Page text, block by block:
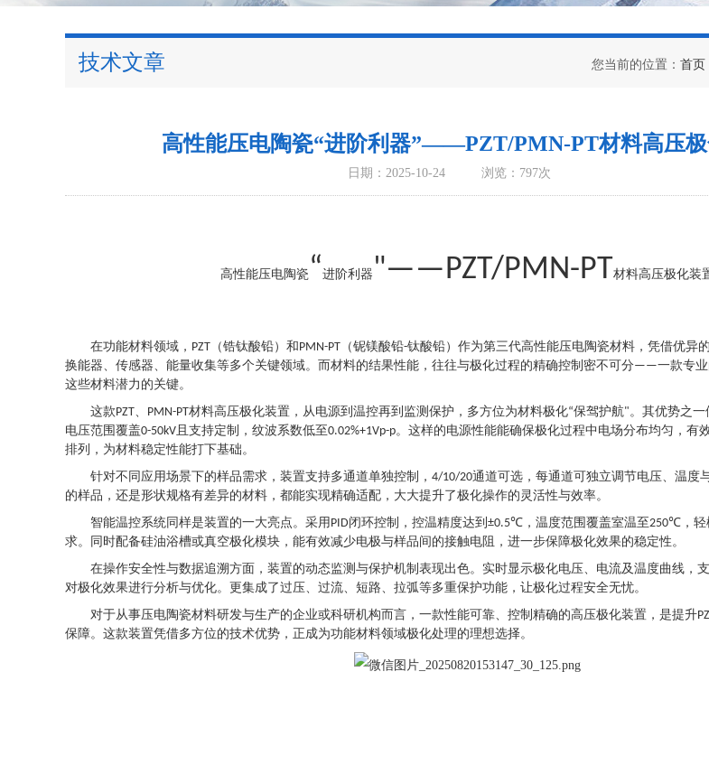
技术文章 您当前的位置： 首页
高性能压电陶瓷“进阶利器”——PZT/PMN-PT材料高压
日期：2025-10-24 浏览：797次
高性能压电陶瓷“进阶利器 "——PZT/PMN-PT材料高压极化装
在功能材料领域， PZT （锆钛酸铅）和 PMN-PT （铌镁酸铅-钛酸铅）作为第三代高性能压电陶瓷材料，凭借优异
换能器、传感器、能量收集等多个关键领域。而材料的结果性能，往往与极化过程的精确控制密不可分——一款专
这些材料潜力的关键。
这款PZT、 PMN-PT材料高压极化装置，从电源到温控再到监测保护， 多方位为材料极化“保驾护航"。其优势之
电压范围覆盖0-50kV 且支持定制，纹波系数低至0.02%+1Vp-p。这样的电源性能能确保极化过程中电场分布均匀，有
排列，为材料稳定性能打下基础。
针对不同应用场景下的样品需求，装置支持多通道单独控制， 4/10/20通道可选，每通道可独立调节电压、温度
的样品，还是形状规格有差异的材料，都能实现精确适配，大大提升了极化操作的灵活性与效率。
智能温控系统同样是装置的一大亮点。采用 PID闭环控制，控温精度达到 ±0.5℃ ，温度范围覆盖室温至250℃ ，
求。同时配备硅油浴槽或真空极化模块，能有效减少电极与样品间的接触电阻，进一步保障极化效果的稳定性。
在操作安全性与数据追溯方面，装置的动态监测与保护机制表现出色。实时显示极化电压、电流及温度曲线，
对极化效果进行分析与优化。更集成了过压、过流、短路、拉弧等多重保护功能，让极化过程安全无忧。
对于从事压电陶瓷材料研发与生产的企业或科研机构而言，一款性能可靠、控制精确的高压极化装置，是提升
保障。这款装置凭借多方位的技术优势，正成为功能材料领域极化处理的理想选择。